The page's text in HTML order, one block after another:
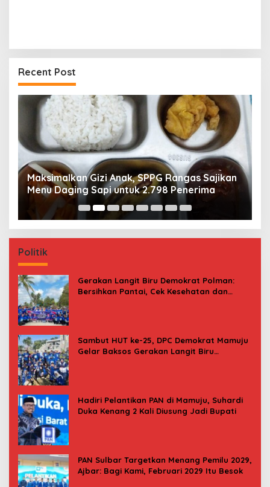
Recent Post
Maksimalkan Gizi Anak, SPPG Rangas Sajikan
Menu Daging Sapi untuk 2.798 Penerima
Politik
Gerakan Langit Biru Demokrat Polman:
Bersihkan Pantai, Cek Kesehatan dan
Sambut HUT ke-25, DPC Demokrat Mamuju
Gelar Baksos Gerakan Langit Biru
Hadiri Pelantikan PAN di Mamuju, Suhardi
Duka Kenang 2 Kali Diusung Jadi Bupati
PAN Sulbar Targetkan Menang Pemilu 2029,
Ajbar: Bagi Kami, Februari 2029 Itu Besok